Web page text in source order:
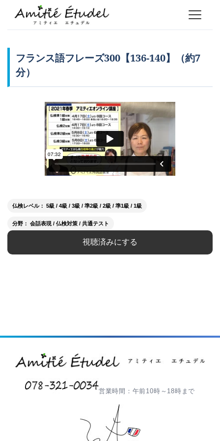
フランス語フレーズ300【136-140】（約7
分）
仏検レベル： 5級 / 4級 / 3級 / 準2級 / 2級 / 準1級 / 1級
分野： 会話表現 / 仏検対策 / 共通テスト
視聴済みにする
営業時間：午前10時～18時まで